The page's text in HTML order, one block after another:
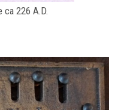
ca 226 A.D.